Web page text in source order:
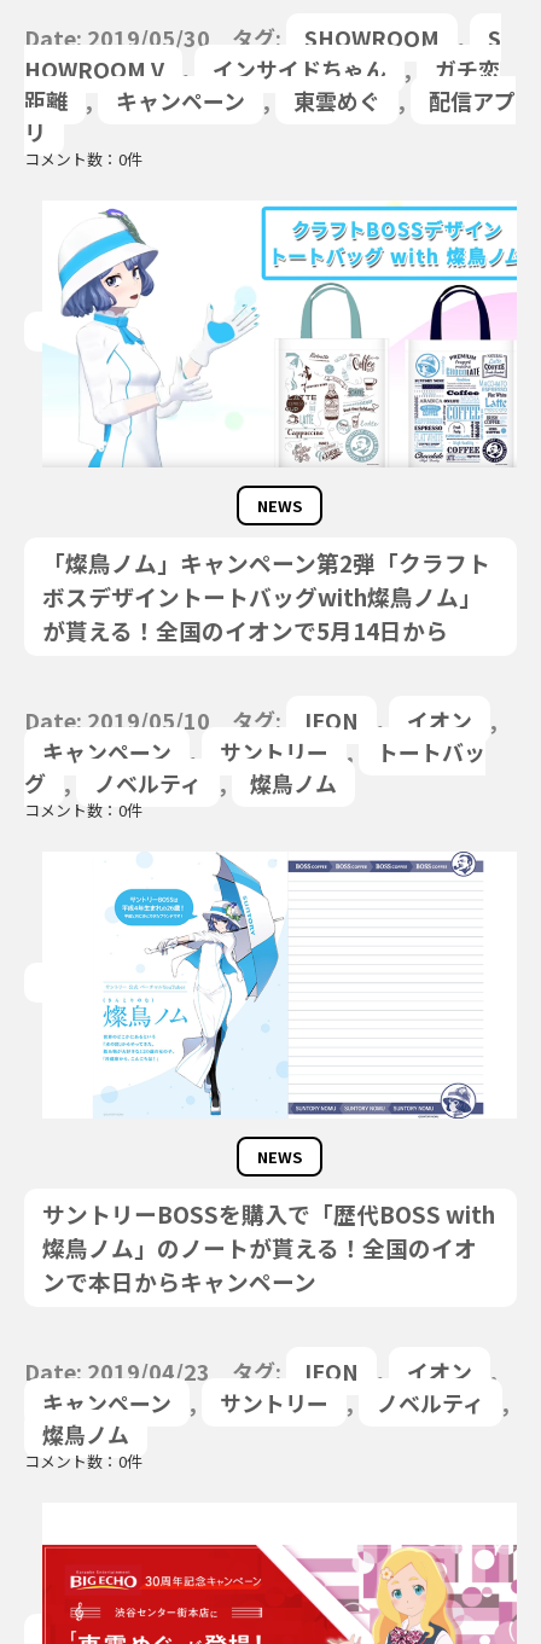
Date: 2019/05/30 タグ: SHOWROOM ,
S
HOWROOM V
, インサイドちゃん ,
ガチ恋
距離
, キャンペーン , 東雲めぐ ,
配信アプ
リ
コメント数：0件
NEWS
「燦鳥ノム」キャンペーン第2弾「クラフト
ボスデザイントートバッグwith燦鳥ノム」
が貰える！全国のイオンで5月14日から
Date: 2019/05/10 タグ: IEON , イオン
,
キャンペーン
, サントリー ,
トートバッ
グ
, ノベルティ , 燦鳥ノム
コメント数：0件
NEWS
サントリーBOSSを購入で「歴代BOSS with
燦鳥ノム」のノートが貰える！全国のイオ
ンで本日からキャンペーン
Date: 2019/04/23 タグ: IEON , イオン
,
キャンペーン
, サントリー , ノベルティ
,
燦鳥ノム
コメント数：0件